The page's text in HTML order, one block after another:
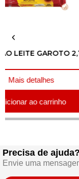
LEITE
Precisa de ajuda?
Envie uma